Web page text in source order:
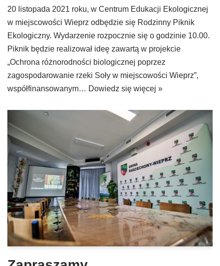
20 listopada 2021 roku, w Centrum Edukacji Ekologicznej
w miejscowości Wieprz odbędzie się Rodzinny Piknik
Ekologiczny. Wydarzenie rozpocznie się o godzinie 10.00.
Piknik będzie realizował ideę zawartą w projekcie
„Ochrona różnorodności biologicznej poprzez
zagospodarowanie rzeki Soły w miejscowości Wieprz”,
współfinansowanym… Dowiedz się więcej »